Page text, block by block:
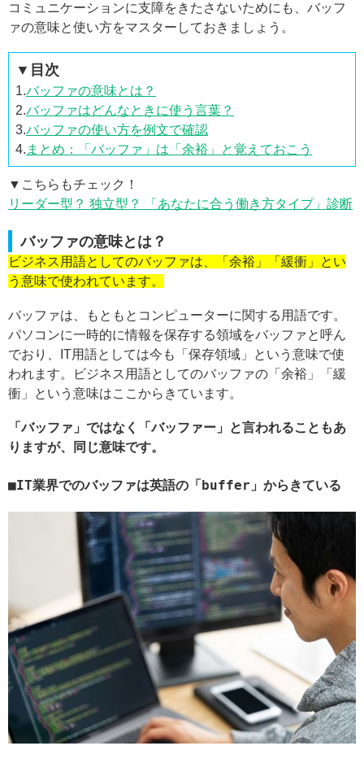
コミュニケーションに支障をきたさないためにも、バッフ
ァの意味と使い方をマスターしておきましょう。
▼目次
1.バッファの意味とは？
2.バッファはどんなときに使う言葉？
3.バッファの使い方を例文で確認
4. まとめ：「バッファ」は「余裕」と覚えておこう
▼こちらもチェック！
リーダー型？ 独立型？ 「あなたに合う働き方タイプ」診断
バッファの意味とは？
ビジネス用語としてのバッファは、「余裕」「緩衝」とい
う意味で使われています。
バッファは、もともとコンピューターに関する用語です。
パソコンに一時的に情報を保存する領域をバッファと呼ん
でおり、IT用語としては今も「保存領域」という意味で使
われます。ビジネス用語としてのバッファの「余裕」「緩
衝」という意味はここからきています。
「バッファ」ではなく「バッファー」と言われることもあ
りますが、同じ意味です。
IT業界でのバッファは英語の「buffer」からきている